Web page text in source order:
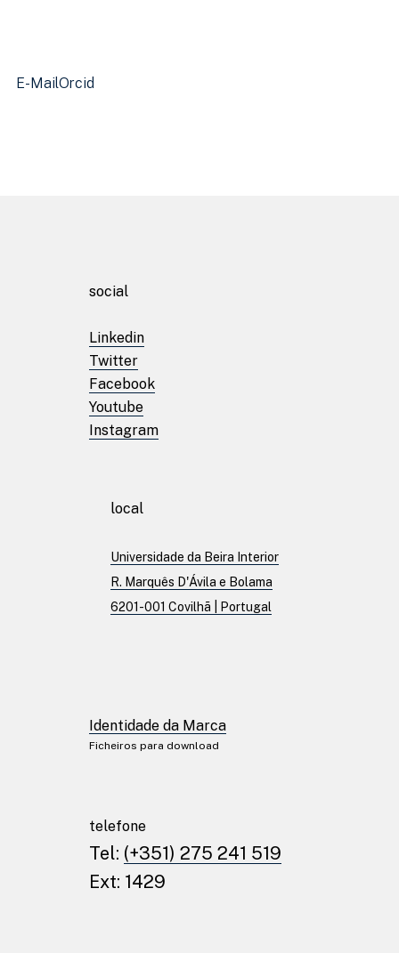
Laboratórios
Projetos
Patentes
Publicações
E-MailOrcid
social
Linkedin
Twitter
Facebook
Youtube
Instagram
local
Universidade da Beira Interior
R. Marquês D'Ávila e Bolama
6201-001 Covilhã | Portugal
Identidade da Marca
Ficheiros para download
telefone
Tel: (+351) 275 241 519
Ext: 1429